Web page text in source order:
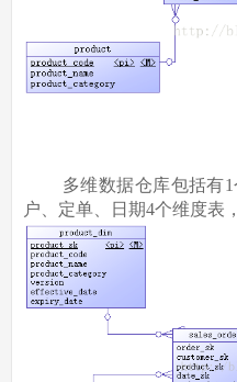
多维数据仓库包括有1
户、定单、日期4个维度表